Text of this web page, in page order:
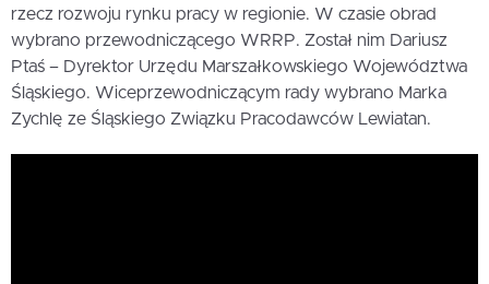
rzecz rozwoju rynku pracy w regionie. W czasie obrad
wybrano przewodniczącego WRRP. Został nim Dariusz
Ptaś – Dyrektor Urzędu Marszałkowskiego Województwa
Śląskiego. Wiceprzewodniczącym rady wybrano Marka
Zychlę ze Śląskiego Związku Pracodawców Lewiatan.